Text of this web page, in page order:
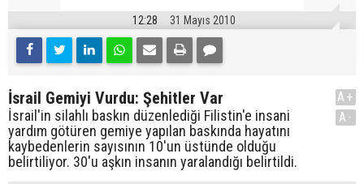
12:28 31 Mayıs 2010
İsrail Gemiyi Vurdu: Şehitler Var
İsrail'in silahlı baskın düzenlediği Filistin'e insani
yardım götüren gemiye yapılan baskında hayatını
kaybedenlerin sayısının 10'un üstünde olduğu
belirtiliyor. 30'u aşkın insanın yaralandığı belirtildi.
A+
A-